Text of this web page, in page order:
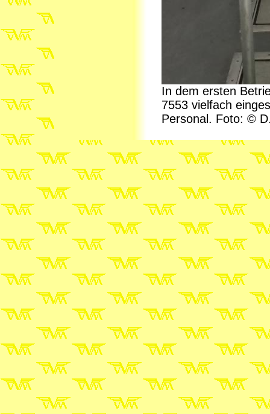
In dem ersten
7553 vielfach
Personal. Foto: ©